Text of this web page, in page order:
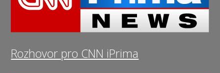
Rozhovor pro CNN iPrima